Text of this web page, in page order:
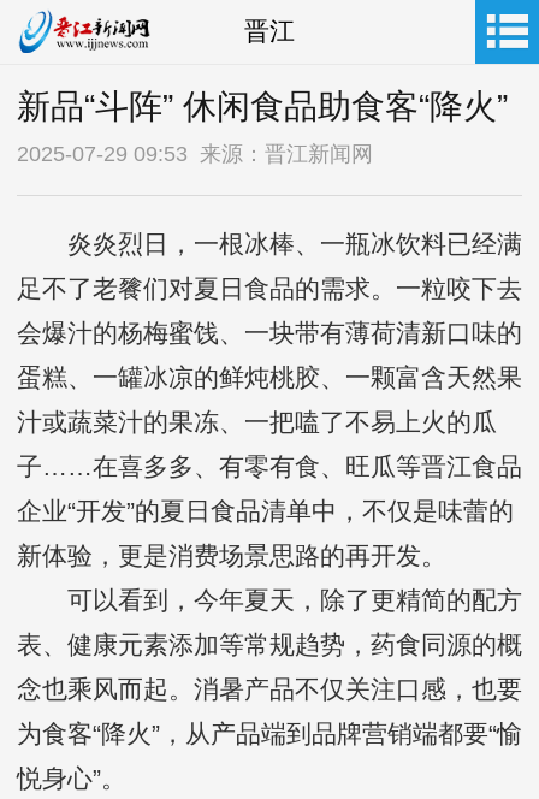
晋江
新品“斗阵” 休闲食品助食客“降火”
2025-07-29 09:53 来源：晋江新闻网
炎炎烈日，一根冰棒、一瓶冰饮料已经满
足不了老餮们对夏日食品的需求。一粒咬下去
会爆汁的杨梅蜜饯、一块带有薄荷清新口味的
蛋糕、一罐冰凉的鲜炖桃胶、一颗富含天然果
汁或蔬菜汁的果冻、一把嗑了不易上火的瓜
子……在喜多多、有零有食、旺瓜等晋江食品
企业“开发”的夏日食品清单中，不仅是味蕾的
新体验，更是消费场景思路的再开发。
可以看到，今年夏天，除了更精简的配方
表、健康元素添加等常规趋势，药食同源的概
念也乘风而起。消暑产品不仅关注口感，也要
为食客“降火”，从产品端到品牌营销端都要“愉
悦身心”。